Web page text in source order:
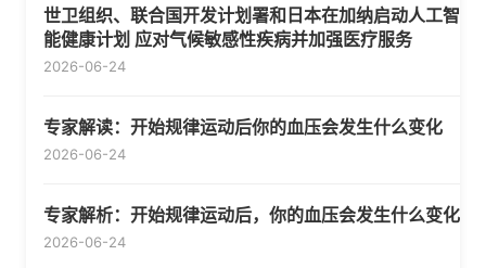
世卫组织、联合国开发计划署和日本在加纳启动人工智
能健康计划 应对气候敏感性疾病并加强医疗服务
2026-06-24
专家解读：开始规律运动后你的血压会发生什么变化
2026-06-24
专家解析：开始规律运动后，你的血压会发生什么变化
2026-06-24